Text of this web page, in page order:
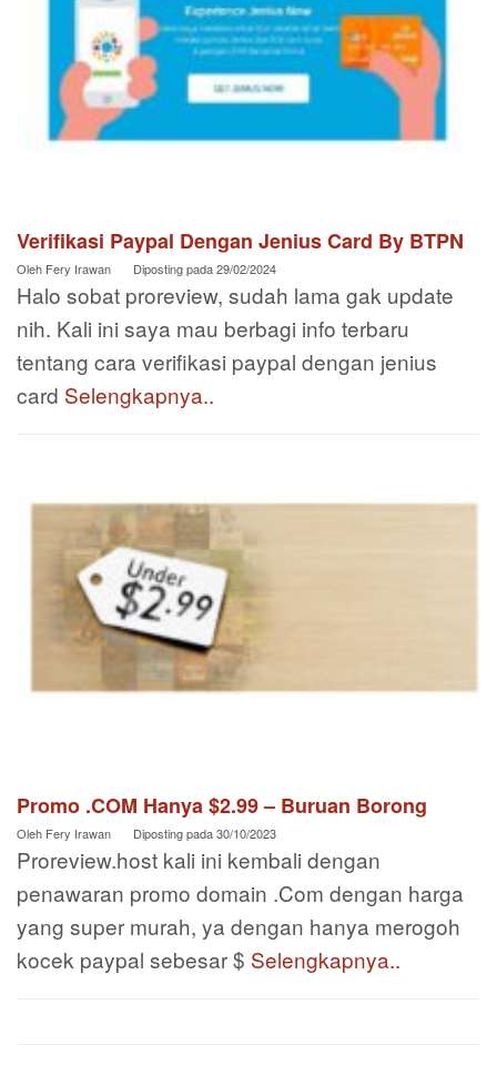
Verifikasi Paypal Dengan Jenius Card By BTPN
Oleh Fery Irawan Diposting pada29/02/2024
Halo sobat proreview, sudah lama gak update
nih. Kali ini saya mau berbagi info terbaru
tentang cara verifikasi paypal dengan jenius
card Selengkapnya..
Promo .COM Hanya $2.99 – Buruan Borong
Oleh Fery Irawan Diposting pada30/10/2023
Proreview.host kali ini kembali dengan
penawaran promo domain .Com dengan harga
yang super murah, ya dengan hanya merogoh
kocek paypal sebesar $ Selengkapnya..